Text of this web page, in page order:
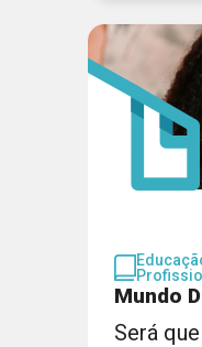
Mundo
Será